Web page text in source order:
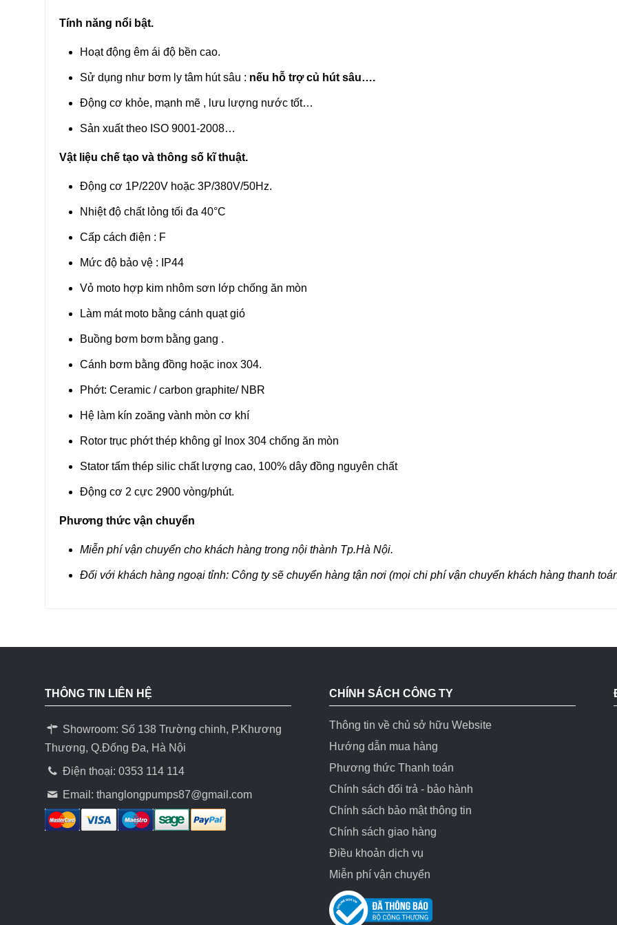
Tính năng nổi bật.
Hoạt động êm ái độ bền cao.
Sử dụng như bơm ly tâm hút sâu : nếu hỗ trợ củ hút sâu….
Động cơ khỏe, mạnh mẽ , lưu lượng nước tốt…
Sản xuất theo ISO 9001-2008…
Vật liệu chế tạo và thông số kĩ thuật.
Động cơ 1P/220V hoặc 3P/380V/50Hz.
Nhiệt độ chất lỏng tối đa 40°C
Cấp cách điện : F
Mức độ bảo vệ : IP44
Vỏ moto hợp kim nhôm sơn lớp chống ăn mòn
Làm mát moto bằng cánh quạt gió
Buồng bơm bơm bằng gang .
Cánh bơm bằng đồng hoặc inox 304.
Phớt: Ceramic / carbon graphite/ NBR
Hệ làm kín zoăng vành mòn cơ khí
Rotor trục phớt thép không gỉ Inox 304 chống ăn mòn
Stator tấm thép silic chất lượng cao, 100% dây đồng nguyên chất
Động cơ 2 cực 2900 vòng/phút.
Phương thức vận chuyển
Miễn phí vận chuyển cho khách hàng trong nội thành Tp.Hà Nội.
Đối với khách hàng ngoại tỉnh: Công ty sẽ chuyển hàng tận nơi (mọi chi phí vận chuyển khách hàng thanh
THÔNG TIN LIÊN HỆ
Showroom: Số 138 Trường chinh, P.Khương
Thương, Q.Đống Đa, Hà Nội
Điện thoại: 0353 114 114
Email:thanglongpumps87@gmail.com
CHÍNH SÁCH CÔNG TY
Thông tin về chủ sở hữu Website
Hướng dẫn mua hàng
Phương thức Thanh toán
Chính sách đổi trả - bảo hành
Chính sách bảo mật thông tin
Chính sách giao hàng
Điều khoản dịch vụ
Miễn phí vận chuyển